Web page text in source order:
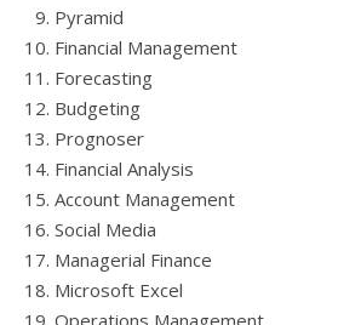
Pyramid
Financial Management
Forecasting
Budgeting
Prognoser
Financial Analysis
Account Management
Social Media
Managerial Finance
Microsoft Excel
Operations Management